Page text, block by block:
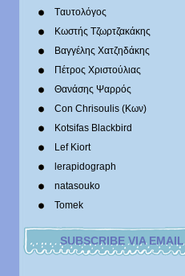
Tαυτολόγος
Κωστής Τζωρτζακάκης
Βαγγέλης Χατζηδάκης
Πέτρος Χριστούλιας
Θανάσης Ψαρρός
Con Chrisoulis (Κων)
Kotsifas Blackbird
Lef Kiort
lerapidograph
natasouko
Tomek
SUBSCRIBE VIA EMAIL